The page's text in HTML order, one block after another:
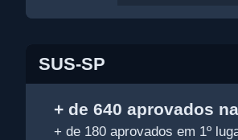
SUS-SP
+ de 640 aprovados
+ de 180 aprovados em 1º